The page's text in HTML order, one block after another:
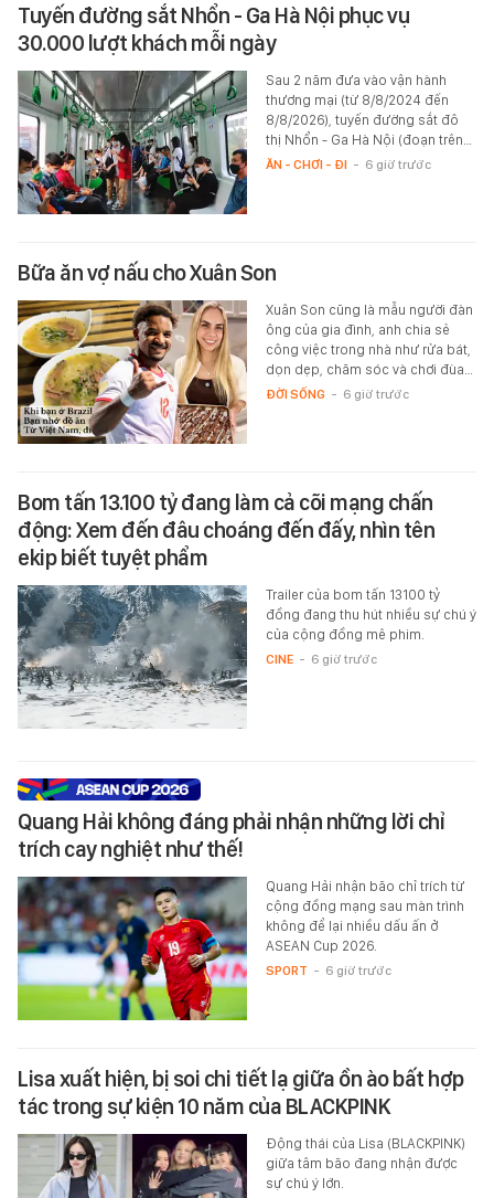
Tuyến đường sắt Nhổn - Ga Hà Nội phục vụ
30.000 lượt khách mỗi ngày
Sau 2 năm đưa vào vận hành
thương mại (từ 8/8/2024 đến
8/8/2026), tuyến đường sắt đô
thị Nhổn - Ga Hà Nội (đoạn trên…
ĂN - CHƠI - ĐI - 6 giờ trước
Bữa ăn vợ nấu cho Xuân Son
Xuân Son cũng là mẫu người đàn
ông của gia đình, anh chia sẻ
công việc trong nhà như rửa bát,
dọn dẹp, chăm sóc và chơi đùa…
ĐỜI SỐNG - 6 giờ trước
Bom tấn 13.100 tỷ đang làm cả cõi mạng chấn
động: Xem đến đâu choáng đến đấy, nhìn tên
ekip biết tuyệt phẩm
Trailer của bom tấn 13100 tỷ
đồng đang thu hút nhiều sự chú ý
của cộng đồng mê phim.
CINE - 6 giờ trước
Quang Hải không đáng phải nhận những lời chỉ
trích cay nghiệt như thế!
Quang Hải nhận bão chỉ trích từ
cộng đồng mạng sau màn trình
không để lại nhiều dấu ấn ở
ASEAN Cup 2026.
SPORT - 6 giờ trước
Lisa xuất hiện, bị soi chi tiết lạ giữa ồn ào bất hợp
tác trong sự kiện 10 năm của BLACKPINK
Động thái của Lisa (BLACKPINK)
giữa tâm bão đang nhận được
sự chú ý lớn.